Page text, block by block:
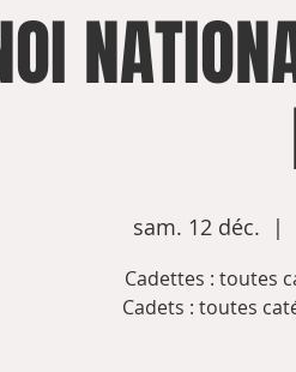
sam. 12 déc.
  |
Cadettes : toutes
Cadets : toutes